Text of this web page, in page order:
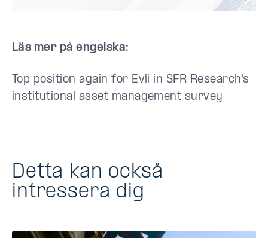
Läs mer på engelska:
Top position again for Evli in SFR Research’s
institutional asset management survey
Detta kan också
intressera dig